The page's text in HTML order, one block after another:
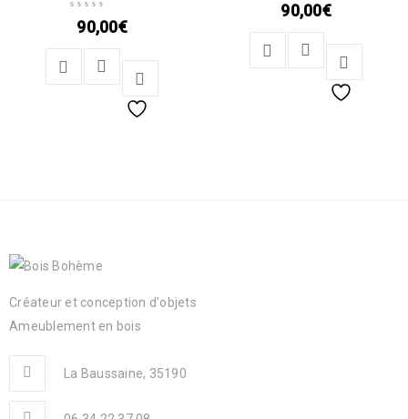
90,00€
Note5.00sur 5
90,00€
Créateur et conception d'objets
Ameublement en bois
La Baussaine, 35190